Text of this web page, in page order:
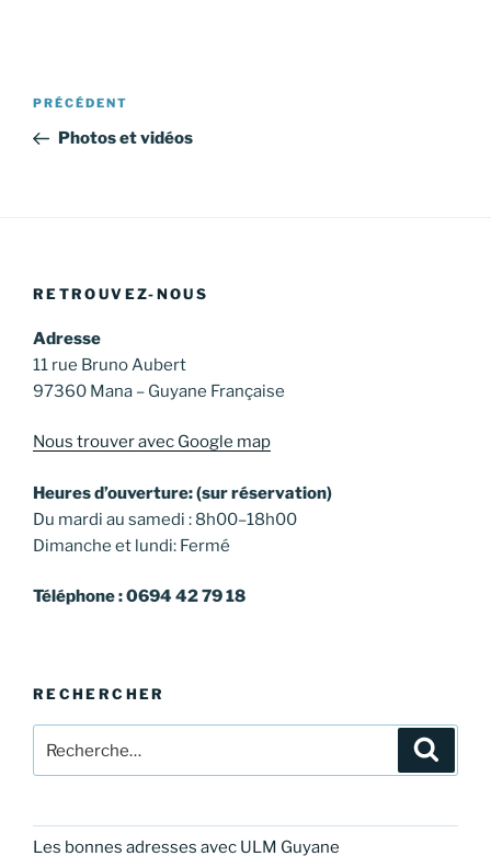
Navigation
l’article
Article
précédent
PRÉCÉDENT
Photos et vidéos
RETROUVEZ-NOUS
Adresse
11 rue Bruno Aubert
97360 Mana – Guyane Française
Nous trouver avec Google map
Heures d’ouverture: (sur réservation)
Du mardi au samedi : 8h00–18h00
Dimanche et lundi: Fermé
Téléphone : 0694 42 79 18
RECHERCHER
pour
Les bonnes adresses avec ULM Guyane